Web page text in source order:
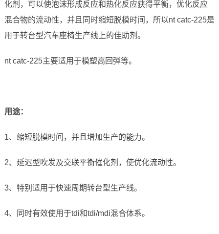
化剂，可以使泡沫形成反应和热化反应获得平衡，优化反应
混合物的流动性，并且同时缩短脱模时间，所以nt catc-225是
用于转台型汽车座椅生产线上的佳助剂。
nt catc-225主要适用于模塑高回弹等。
用途：
1、缩短脱模时间，并且增加生产的能力。
2、延迟型吹发及交联平衡催化剂，使优化流动性。
3、特别适用于快速周期转台型生产线。
4、同时有效使用于tdi和tdi/mdi混合体系。